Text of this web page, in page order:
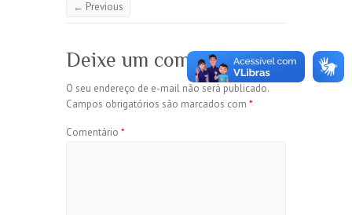
← Previous
Deixe um comentário
O seu endereço de e-mail não será publicado.
Campos obrigatórios são marcados com *
Comentário *